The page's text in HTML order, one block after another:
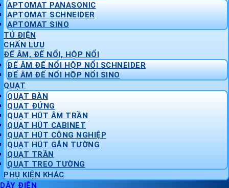
APTOMAT PANASONIC
APTOMAT SCHNEIDER
APTOMAT SINO
TỦ ĐIỆN
CHẤN LƯU
ĐẾ ÂM, ĐẾ NỔI, HỘP NỔI
ĐẾ ÂM ĐẾ NỔI HỘP NỔI SCHNEIDER
ĐẾ ÂM ĐẾ NỔI HỘP NỔI SINO
QUẠT
QUẠT BÀN
QUẠT ĐỨNG
QUẠT HÚT ÂM TRẦN
QUẠT HÚT CABINET
QUẠT HÚT CÔNG NGHIỆP
QUẠT HÚT GẮN TƯỜNG
QUẠT TRẦN
QUẠT TREO TƯỜNG
PHỤ KIỆN KHÁC
DÂY ĐIỆN